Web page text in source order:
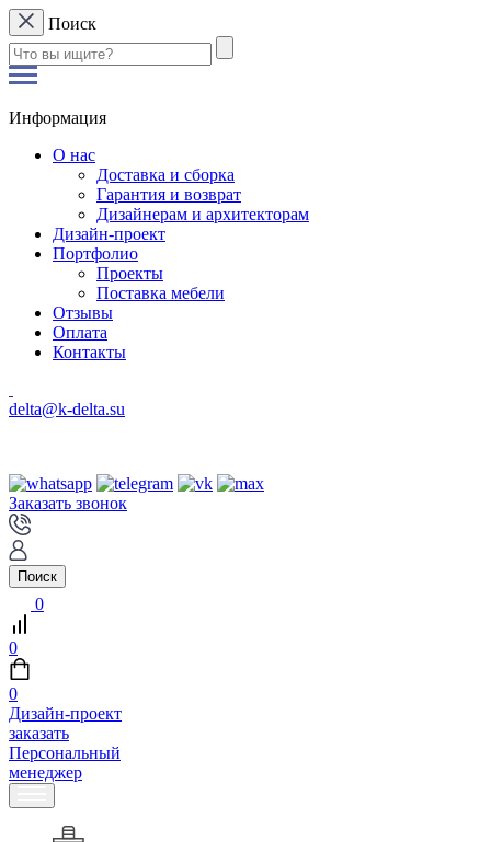
Поиск
Информация
О нас
Доставка и сборка
Гарантия и возврат
Дизайнерам и архитекторам
Дизайн-проект
Портфолио
Проекты
Поставка мебели
Отзывы
Оплата
Контакты
delta@k-delta.su
Заказать звонок
Поиск
0
0
0
Дизайн-проект
заказать
Персональный
менеджер